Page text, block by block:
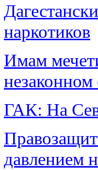
наркотиков
Имам
незаконном
ГАК: На
давлением